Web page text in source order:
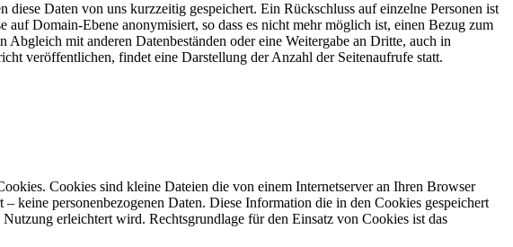
Daten von uns kurzzeitig gespeichert. Ein Rückschluss auf einzelne Personen ist
Domain-Ebene anonymisiert, so dass es nicht mehr möglich ist, einen Bezug zum
mit anderen Datenbeständen oder eine Weitergabe an Dritte, auch in
veröffentlichen, findet eine Darstellung der Anzahl der Seitenaufrufe statt.
Cookies sind kleine Dateien die von einem Internetserver an Ihren Browser
keine personenbezogenen Daten. Diese Information die in den Cookies gespeichert
erleichtert wird. Rechtsgrundlage für den Einsatz von Cookies ist das